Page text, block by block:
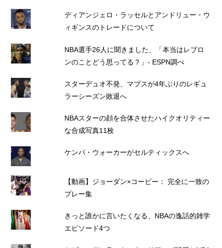
ディアンジェロ・ラッセルとアンドリュー・ウ
ィギンスのトレードについて
NBA選手26人に聞きました、「本当はレブロ
ンのことどう思ってる？」- ESPN調べ
スターデュオ不発、マブスが4年ぶりのレギュ
ラーシーズン敗退へ
NBAスターの顔を合体させたハイクオリティー
な合成写真11枚
ケンバ・ウォーカーがセルティックスへ
【動画】ジョーダン×コービー： 完全に一致の
プレー集
きっと誰かに言いたくなる、NBAの逸話的雑学
エピソード4つ